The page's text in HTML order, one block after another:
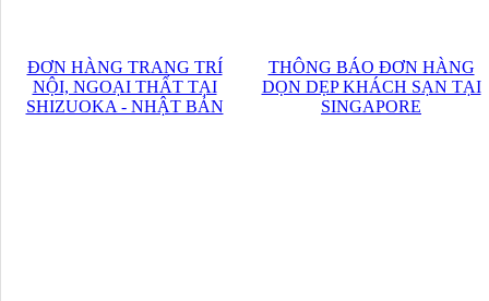
ĐƠN HÀNG TRANG TRÍ
NỘI, NGOẠI THẤT TẠI
SHIZUOKA - NHẬT BẢN
THÔNG BÁO ĐƠN HÀNG
DỌN DẸP KHÁCH SẠN TẠI
SINGAPORE